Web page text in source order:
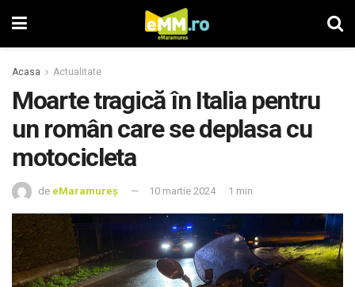
Acasa Actualitate
Moarte tragică în Italia pentru
un român care se deplasa cu
motocicleta
de eMaramureș 10 martie 2024 1 min